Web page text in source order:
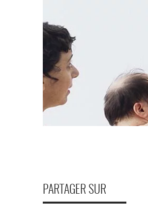
PARTAGER SUR